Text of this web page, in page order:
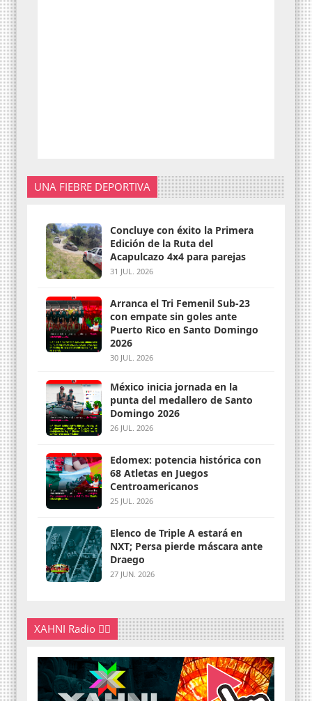
UNA FIEBRE DEPORTIVA
Concluye con éxito la Primera
Edición de la Ruta del
Acapulcazo 4x4 para parejas
31 JUL. 2026
Arranca el Tri Femenil Sub-23
con empate sin goles ante
Puerto Rico en Santo Domingo
2026
30 JUL. 2026
México inicia jornada en la
punta del medallero de Santo
Domingo 2026
26 JUL. 2026
Edomex: potencia histórica con
68 Atletas en Juegos
Centroamericanos
25 JUL. 2026
Elenco de Triple A estará en
NXT; Persa pierde máscara ante
Draego
27 JUN. 2026
XAHNI Radio 👇🏽